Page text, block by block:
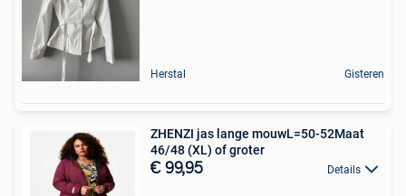
Herstal Gisteren
ZHENZI jas lange mouwL=50-52Maat
46/48 (XL) of groter
€ 99,95 Details